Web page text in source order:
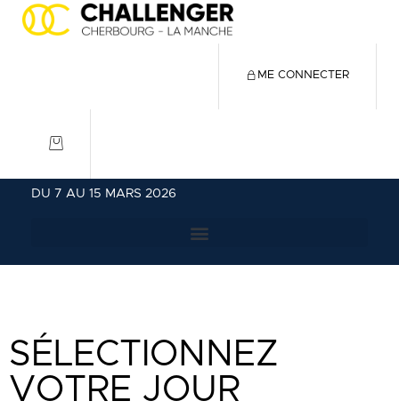
ME CONNECTER
DU 7 AU 15 MARS 2026
SÉLECTIONNEZ
VOTRE JOUR